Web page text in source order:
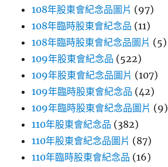
108年股東會紀念品圖片 (97)
108年臨時股東會紀念品 (11)
108年臨時股東會紀念品圖片 (5)
109年股東會紀念品 (522)
109年股東會紀念品圖片 (107)
109年臨時股東會紀念品 (42)
109年臨時股東會紀念品圖片 (9)
110年股東會紀念品 (382)
110年股東會紀念品圖片 (87)
110年臨時股東會紀念品 (16)